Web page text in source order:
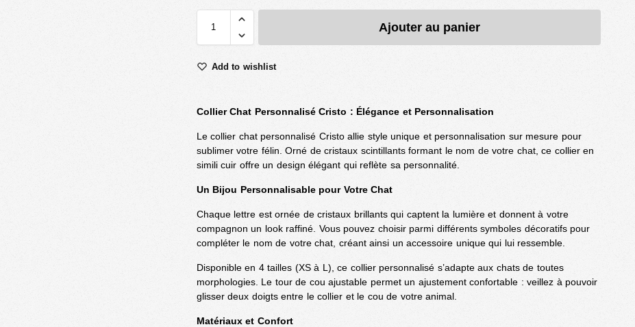
Ajouter au panier
Add to wishlist
Collier Chat Personnalisé Cristo : Élégance et Personnalisation
Le collier chat personnalisé Cristo allie style unique et personnalisation sur mesure pour
sublimer votre félin. Orné de cristaux scintillants formant le nom de votre chat, ce collier en
simili cuir offre un design élégant qui reflète sa personnalité.
Un Bijou Personnalisable pour Votre Chat
Chaque lettre est ornée de cristaux brillants qui captent la lumière et donnent à votre
compagnon un look raffiné. Vous pouvez choisir parmi différents symboles décoratifs pour
compléter le nom de votre chat, créant ainsi un accessoire unique qui lui ressemble.
Disponible en 4 tailles (XS à L), ce collier personnalisé s’adapte aux chats de toutes
morphologies. Le tour de cou ajustable permet un ajustement confortable : veillez à pouvoir
glisser deux doigts entre le collier et le cou de votre animal.
Matériaux et Confort